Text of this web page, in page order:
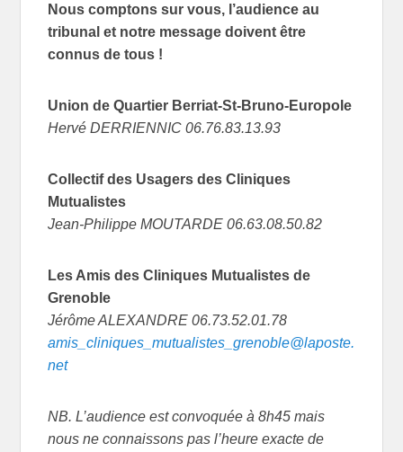
Nous comptons sur vous, l’audience au
tribunal et notre message doivent être
connus de tous !
Union de Quartier Berriat-St-Bruno-Europole
Hervé DERRIENNIC 06.76.83.13.93
Collectif des Usagers des Cliniques
Mutualistes
Jean-Philippe MOUTARDE 06.63.08.50.82
Les Amis des Cliniques Mutualistes de
Grenoble
Jérôme ALEXANDRE 06.73.52.01.78
amis_cliniques_mutualistes_grenoble@laposte.
net
NB. L’audience est convoquée à 8h45 mais
nous ne connaissons pas l’heure exacte de